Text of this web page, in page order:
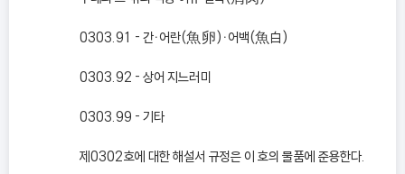
0303.91 - 간ㆍ어란(魚卵)ㆍ어백(魚白)
0303.92 - 상어 지느러미
0303.99 - 기타
제0302호에 대한 해설서 규정은 이 호의 물품에 준용한다.